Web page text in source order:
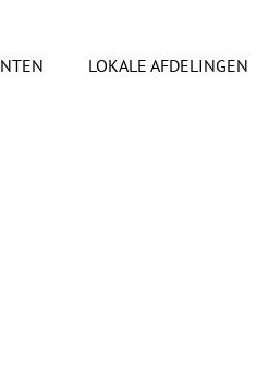
LOKALE AFDELINGEN